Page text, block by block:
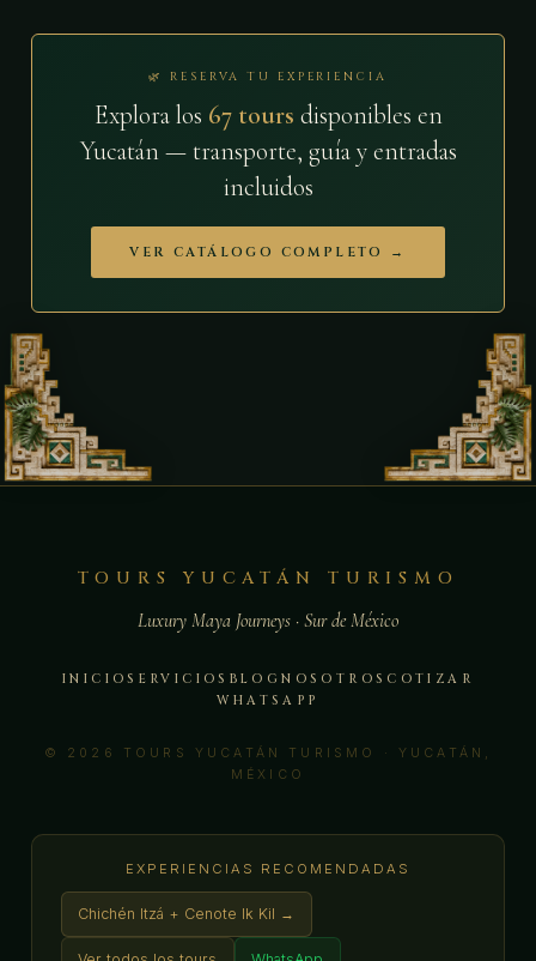
🌿 RESERVA TU EXPERIENCIA
Explora los 67 tours disponibles en
Yucatán — transporte, guía y entradas
incluidos
VER CATÁLOGO COMPLETO →
TOURS YUCATÁN TURISMO
Luxury Maya Journeys · Sur de México
INICIOSERVICIOS BLOGNOSOTROS COTIZAR
WHATSAPP
© 2026 TOURS YUCATÁN TURISMO · YUCATÁN,
MÉXICO
EXPERIENCIAS RECOMENDADAS
Chichén Itzá + Cenote Ik Kil →